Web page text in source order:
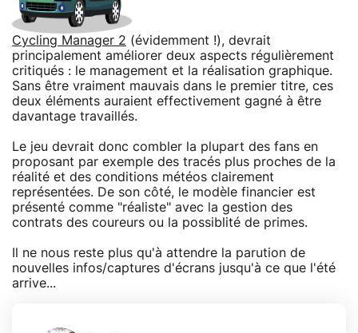
Cycling Manager 2 (évidemment !), devrait
principalement améliorer deux aspects régulièrement
critiqués : le management et la réalisation graphique.
Sans être vraiment mauvais dans le premier titre, ces
deux éléments auraient effectivement gagné à être
davantage travaillés.
Le jeu devrait donc combler la plupart des fans en
proposant par exemple des tracés plus proches de la
réalité et des conditions météos clairement
représentées. De son côté, le modèle financier est
présenté comme "réaliste" avec la gestion des
contrats des coureurs ou la possiblité de primes.
Il ne nous reste plus qu'à attendre la parution de
nouvelles infos/captures d'écrans jusqu'à ce que l'été
arrive...